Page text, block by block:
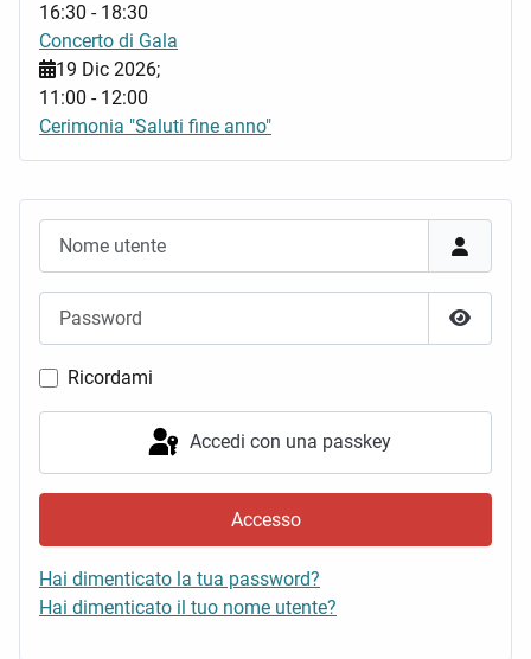
Mostra
Ricordami
Accedi con una passkey
Accesso
Hai dimenticato la tua password?
Hai dimenticato il tuo nome utente?
16:30 - 18:30
Concerto di Gala
19 Dic 2026;
11:00 - 12:00
Cerimonia "Saluti fine anno"